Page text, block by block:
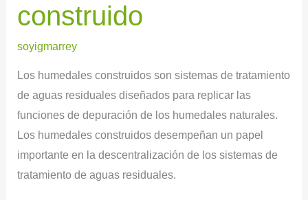
construido
soyigmarrey
Los humedales construidos son sistemas de tratamiento
de aguas residuales diseñados para replicar las
funciones de depuración de los humedales naturales.
Los humedales construidos desempeñan un papel
importante en la descentralización de los sistemas de
tratamiento de aguas residuales.
construido